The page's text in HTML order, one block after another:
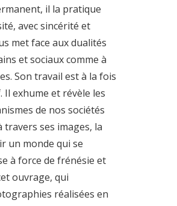
il la pratique
avec sincérité et
met face aux dualités
et sociaux comme à
Son travail est à la fois
exhume et révèle les
de nos sociétés
travers ses images, la
un monde qui se
à force de frénésie et
ouvrage, qui
réalisées en